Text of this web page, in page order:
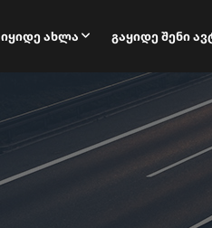
Იყიდე Ახლა Გაყიდე Შენი